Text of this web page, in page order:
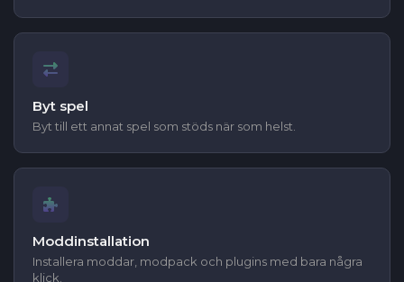
Byt spel
Byt till ett annat spel som stöds när som helst.
Moddinstallation
Installera moddar, modpack och plugins med bara några
klick.